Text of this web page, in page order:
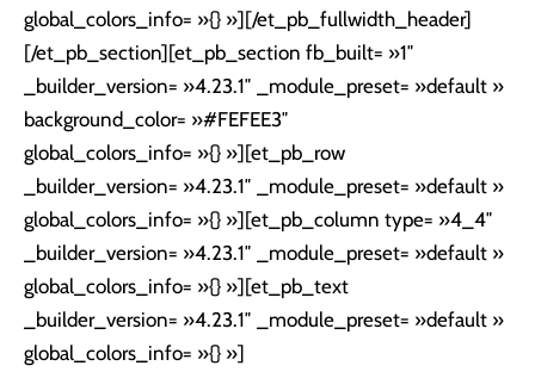
global_colors_info= »{} »][/et_pb_fullwidth_header]
[/et_pb_section][et_pb_section fb_built= »1″
_builder_version= »4.23.1″ _module_preset= »default »
background_color= »#FEFEE3″
global_colors_info= »{} »][et_pb_row
_builder_version= »4.23.1″ _module_preset= »default »
global_colors_info= »{} »][et_pb_column type= »4_4″
_builder_version= »4.23.1″ _module_preset= »default »
global_colors_info= »{} »][et_pb_text
_builder_version= »4.23.1″ _module_preset= »default »
global_colors_info= »{} »]